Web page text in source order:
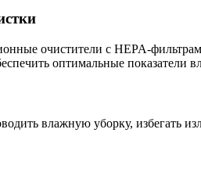
очистители с HEPA-
оптимальные показатели
влажную уборку, избегать